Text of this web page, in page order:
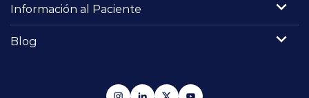
Información al Paciente
Blog